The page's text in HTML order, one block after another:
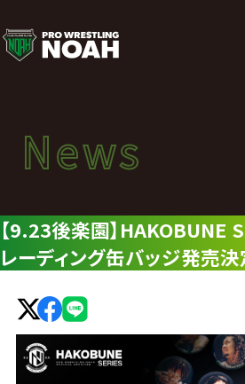
ニ
ュ
ー
ス
|
プ
ロ
レ
News
ニュース
News
【9.23後楽園】HAKOBUNE
レーディング缶バッジ発売